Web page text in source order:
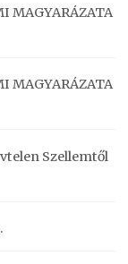
MAGYARÁZATA
MAGYARÁZATA
Szellemtől